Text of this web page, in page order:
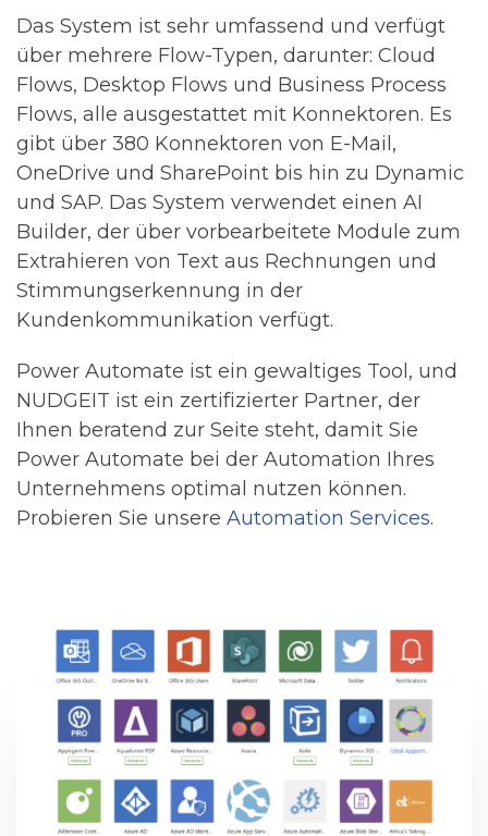
Das System ist sehr umfassend und verfügt
über mehrere Flow-Typen, darunter: Cloud
Flows, Desktop Flows und Business Process
Flows, alle ausgestattet mit Konnektoren. Es
gibt über 380 Konnektoren von E-Mail,
OneDrive und SharePoint bis hin zu Dynamic
und SAP. Das System verwendet einen AI
Builder, der über vorbearbeitete Module zum
Extrahieren von Text aus Rechnungen und
Stimmungserkennung in der
Kundenkommunikation verfügt.
Power Automate ist ein gewaltiges Tool, und
NUDGEIT ist ein zertifizierter Partner, der
Ihnen beratend zur Seite steht, damit Sie
Power Automate bei der Automation Ihres
Unternehmens optimal nutzen können.
Probieren Sie unsere Automation Services.